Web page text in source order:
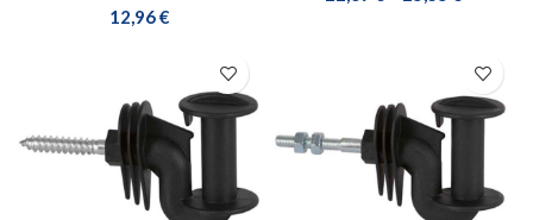
12,96€